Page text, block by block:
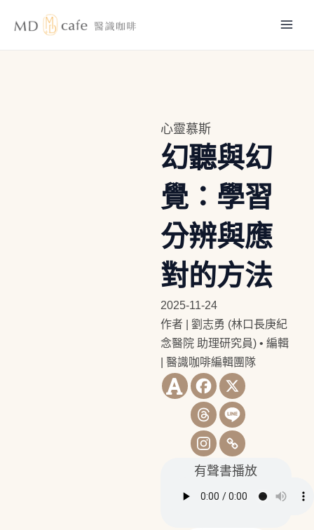
心靈慕斯
幻聽與幻
覺：學習
分辨與應
對的方法
2025-11-24
作者 | 劉志勇 (林口長庚紀
念醫院 助理研究員)• 編輯
| 醫識咖啡編輯團隊
有聲書播放